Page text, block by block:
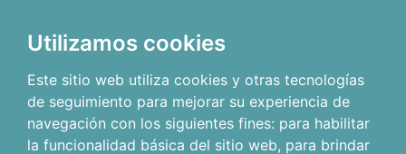
Utilizamos cookies
Este sitio web utiliza cookies y otras tecnologías
de seguimiento para mejorar su experiencia de
navegación con los siguientes fines: para habilitar
la funcionalidad básica del sitio web, para brindar